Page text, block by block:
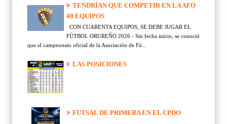
TENDRÍAN QUE COMPETIR EN LA AFO
40 EQUIPOS
CON CUARENTA EQUIPOS, SE DEBE JUGAR EL
FÚTBOL ORUREÑO 2026 - Sin fecha inicio, se conoció
que el campeonato oficial de la Asociación de Fú...
LAS POSICIONES
FUTSAL DE PRIMERA EN EL CPDO